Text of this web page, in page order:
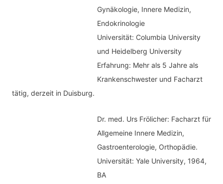
Gynäkologie, Innere Medizin,
Endokrinologie
Universität: Columbia University
und Heidelberg University
Erfahrung: Mehr als 5 Jahre als
Krankenschwester und Facharzt
tätig, derzeit in Duisburg.
Dr. med. Urs Frölicher: Facharzt für
Allgemeine Innere Medizin,
Gastroenterologie, Orthopädie.
Universität: Yale University, 1964,
BA